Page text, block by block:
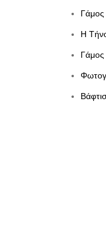
Γάμος
Η